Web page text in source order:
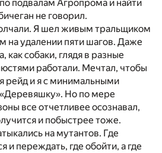
подвалам Агропрома и найти
не говорил.
Я шел живым тральщиком
на удалении пяти шагов. Даже
как собаки, глядя в разные
работали. Мечтал, чтобы
рейд и я с минимальными
Но по мере
все отчетливее осознавал,
и побыстрее тоже.
на мутантов. Где
и переждать, где обойти, а где